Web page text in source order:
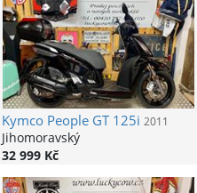
KymcoPeople GT 125i 2011
Jihomoravský
32 999 Kč